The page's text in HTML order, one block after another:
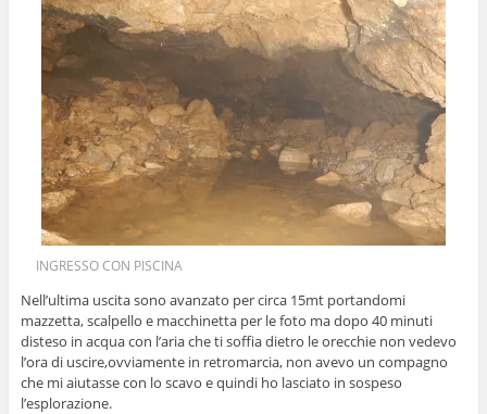
INGRESSO CON PISCINA
Nell’ultima uscita sono avanzato per circa 15mt portandomi
mazzetta, scalpello e macchinetta per le foto ma dopo 40 minuti
disteso in acqua con l’aria che ti soffia dietro le orecchie non vedevo
l’ora di uscire,ovviamente in retromarcia, non avevo un compagno
che mi aiutasse con lo scavo e quindi ho lasciato in sospeso
l’esplorazione.